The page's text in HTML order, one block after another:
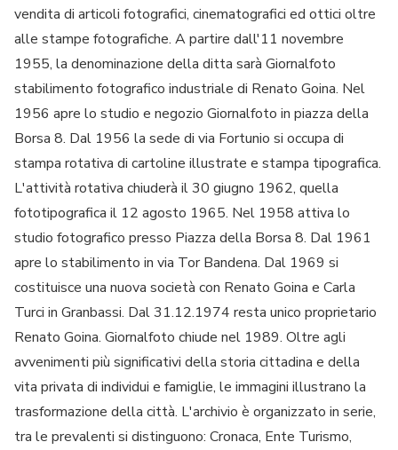
vendita di articoli fotografici, cinematografici ed ottici oltre
alle stampe fotografiche. A partire dall'11 novembre
1955, la denominazione della ditta sarà Giornalfoto
stabilimento fotografico industriale di Renato Goina. Nel
1956 apre lo studio e negozio Giornalfoto in piazza della
Borsa 8. Dal 1956 la sede di via Fortunio si occupa di
stampa rotativa di cartoline illustrate e stampa tipografica.
L'attività rotativa chiuderà il 30 giugno 1962, quella
fototipografica il 12 agosto 1965. Nel 1958 attiva lo
studio fotografico presso Piazza della Borsa 8. Dal 1961
apre lo stabilimento in via Tor Bandena. Dal 1969 si
costituisce una nuova società con Renato Goina e Carla
Turci in Granbassi. Dal 31.12.1974 resta unico proprietario
Renato Goina. Giornalfoto chiude nel 1989. Oltre agli
avvenimenti più significativi della storia cittadina e della
vita privata di individui e famiglie, le immagini illustrano la
trasformazione della città. L'archivio è organizzato in serie,
tra le prevalenti si distinguono: Cronaca, Ente Turismo,